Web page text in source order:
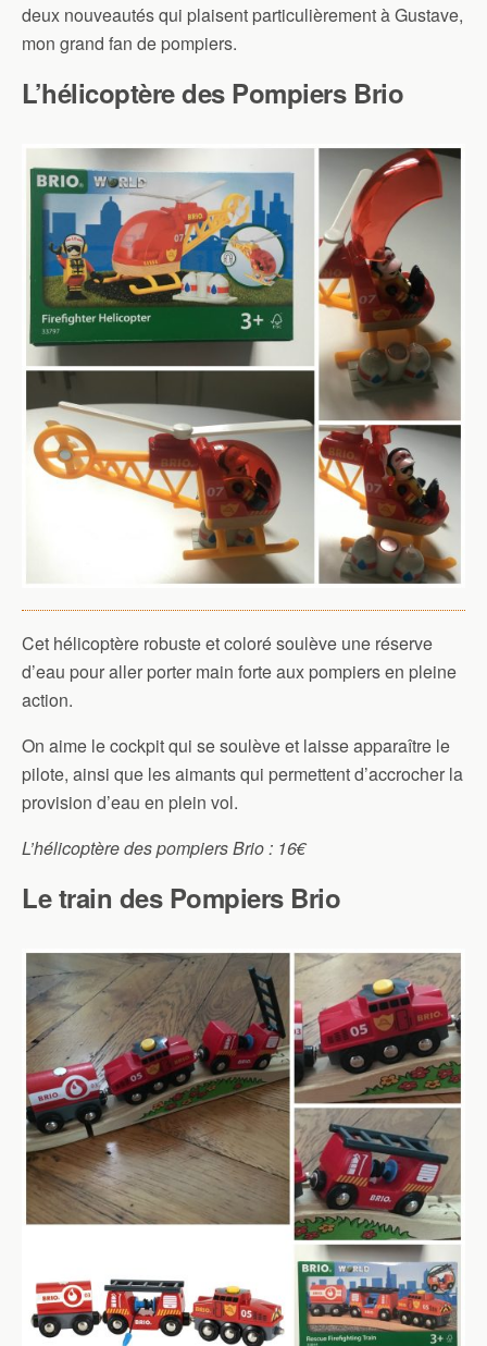
deux nouveautés qui plaisent particulièrement à Gustave,
mon grand fan de pompiers.
L’hélicoptère des Pompiers Brio
Cet hélicoptère robuste et coloré soulève une réserve
d’eau pour aller porter main forte aux pompiers en pleine
action.
On aime le cockpit qui se soulève et laisse apparaître le
pilote, ainsi que les aimants qui permettent d’accrocher la
provision d’eau en plein vol.
L’hélicoptère des pompiers Brio : 16€
Le train des Pompiers Brio